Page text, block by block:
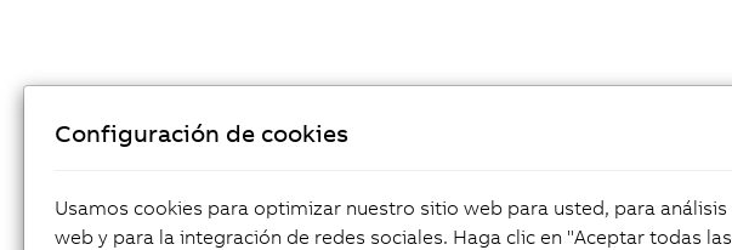
Configuración de cookies
Usamos cookies para optimizar nuestro sitio web para usted, para análisis
web y para la integración de redes sociales. Haga clic en "Aceptar todas las